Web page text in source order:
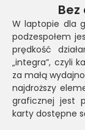
W laptopie dla
podzespołem
prędkość
„integra”, czyli
za małą
najdroższy
graficznej jest
karty dostępne